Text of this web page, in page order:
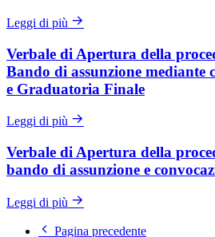
Leggi di più
Verbale di Apertura della
Bando di assunzione
e Graduatoria Finale
Leggi di più
Verbale di Apertura della
bando di assunzione e
Leggi di più
Pagina precedente